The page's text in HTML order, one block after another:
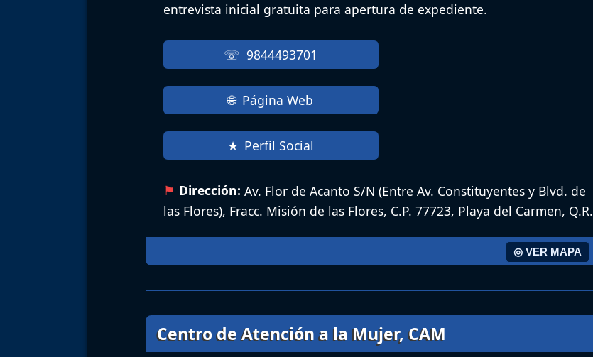
entrevista inicial gratuita para apertura de expediente.
9844493701
Página Web
Perfil Social
Dirección: Av. Flor de Acanto S/N (Entre Av. Constituyentes y Blvd. de
las Flores), Fracc. Misión de las Flores, C.P. 77723, Playa del Carmen, Q.R.
◎ VER MAPA
Centro de Atención a la Mujer, CAM